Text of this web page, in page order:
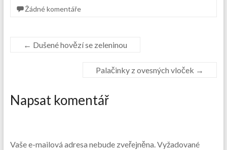
Žádné komentáře
← Dušené hovězí se zeleninou
Palačinky z ovesných vloček →
Napsat komentář
Vaše e-mailová adresa nebude zveřejněna.Vyžadované